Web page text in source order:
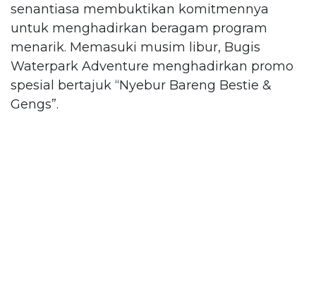
senantiasa membuktikan komitmennya
untuk menghadirkan beragam program
menarik. Memasuki musim libur, Bugis
Waterpark Adventure menghadirkan promo
spesial bertajuk “Nyebur Bareng Bestie &
Gengs”.